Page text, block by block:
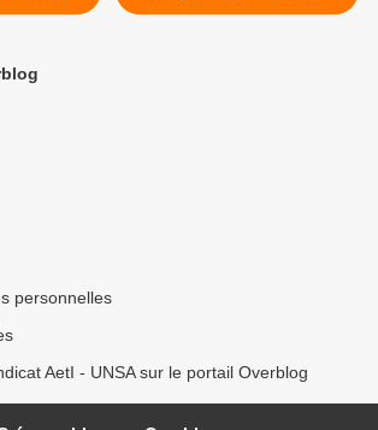
2015
personnelles
AetI - UNSA sur le portail Overblog